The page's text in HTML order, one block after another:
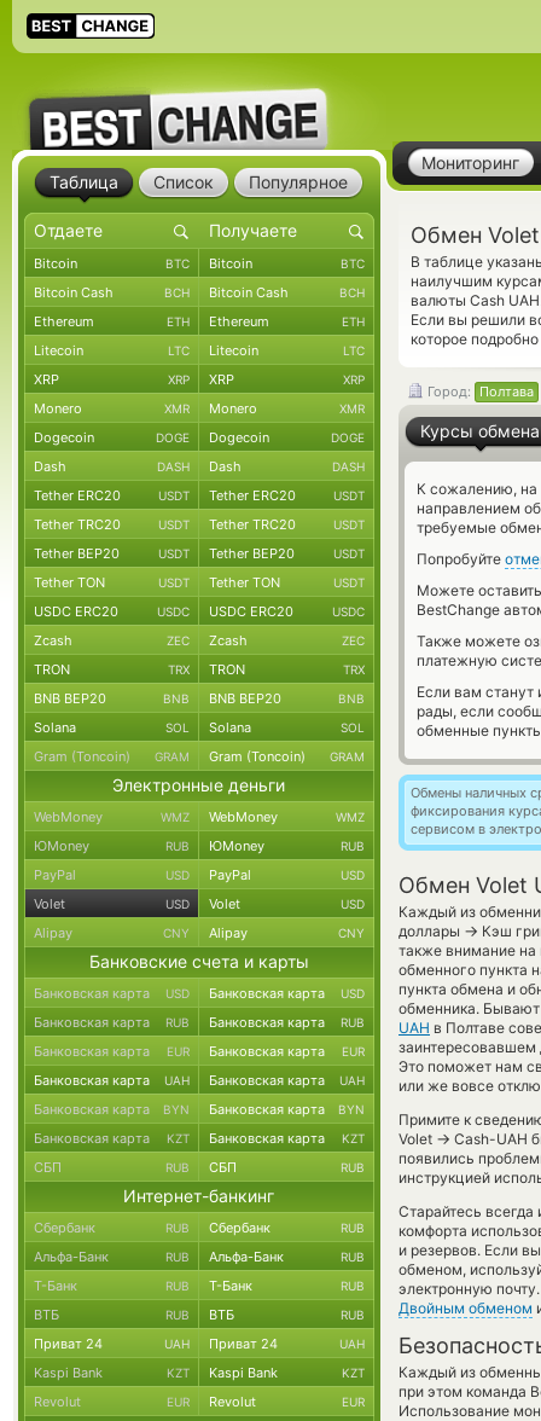
Мониторинг
Обмен
В таблице
наилучшим
валюты Cash
Если вы решили
которое
Город: Полтава
Курсы обмена
К сожалению, на
направлением
требуемые
Попробуйте
Можете
BestChange
Также можете
платежную
Если вам
рады, если
обменные
Обмены наличных
фиксирования
сервисом в
Обмен Volet
Каждый из
доллары → Кэш
также внимание на
обменного пункта
пункта обмена и
обменника. Бывают
UAH в Полтаве
заинтересовавшем
Это поможет нам
или же вовсе
Примите к
Volet → Cash-UAH
появились
инструкцией
Старайтесь всегда
комфорта
и резервов. Если
обменом,
электронную
Двойным обменом
Каждый из
при этом команда
Использование
Таблица Список Популярное
Bitcoin BTC Bitcoin BTC
Bitcoin Cash BCH Bitcoin Cash BCH
Ethereum ETH Ethereum ETH
Litecoin LTC Litecoin LTC
XRP XRP XRP XRP
Monero XMR Monero XMR
Dogecoin DOGE Dogecoin DOGE
Dash DASH Dash DASH
Tether ERC20 USDT Tether ERC20 USDT
Tether TRC20 USDT Tether TRC20 USDT
Tether BEP20 USDT Tether BEP20 USDT
Tether TON USDT Tether TON USDT
USDC ERC20 USDC USDC ERC20 USDC
Zcash ZEC Zcash ZEC
TRON TRX TRON TRX
BNB BEP20 BNB BNB BEP20 BNB
Solana SOL Solana SOL
Gram (Toncoin) GRAM Gram (Toncoin) GRAM
Электронные деньги
WebMoney WMZ WebMoney WMZ
ЮMoney RUB ЮMoney RUB
PayPal USD PayPal USD
Volet USD Volet USD
Alipay CNY Alipay CNY
Банковские счета и карты
Банковская карта USD Банковская карта USD
Банковская карта RUB Банковская карта RUB
Банковская карта EUR Банковская карта EUR
Банковская карта UAH Банковская карта UAH
Банковская карта BYN Банковская карта BYN
Банковская карта KZT Банковская карта KZT
СБП RUB СБП RUB
Интернет-банкинг
Сбербанк RUB Сбербанк RUB
Альфа-Банк RUB Альфа-Банк RUB
Т-Банк RUB Т-Банк RUB
ВТБ RUB ВТБ RUB
Приват 24 UAH Приват 24 UAH
Kaspi Bank KZT Kaspi Bank KZT
Revolut EUR Revolut EUR